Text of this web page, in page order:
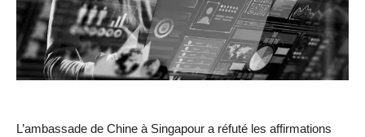
L’ambassade de Chine à Singapour a réfuté les affirmations